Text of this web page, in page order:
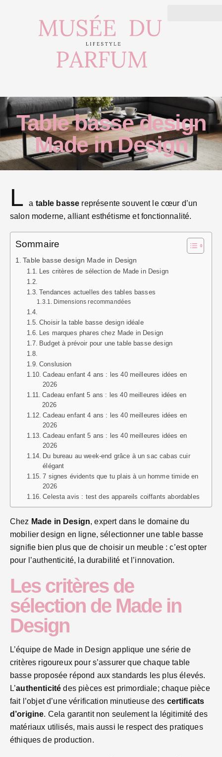
Table basse design
Made in Design
L a table basse représente souvent le cœur d’un
salon moderne, alliant esthétisme et fonctionnalité.
Sommaire
Table basse design Made in Design
Les critères de sélection de Made in Design
Tendances actuelles des tables basses
Dimensions recommandées
Choisir la table basse design idéale
Les marques phares chez Made in Design
Budget à prévoir pour une table basse design
Conslusion
Cadeau enfant 4 ans : les 40 meilleures idées en
2026
Cadeau enfant 5 ans : les 40 meilleures idées en
2026
Cadeau enfant 4 ans : les 40 meilleures idées en
2026
Cadeau enfant 5 ans : les 40 meilleures idées en
2026
Du bureau au week-end grâce à un sac cabas cuir
élégant
7 signes évidents que tu plais à un homme timide en
2026
Celesta avis : test des appareils coiffants abordables
Chez Made in Design, expert dans le domaine du
mobilier design en ligne, sélectionner une table basse
signifie bien plus que de choisir un meuble : c’est opter
pour l’authenticité, la durabilité et l’innovation.
Les critères de
sélection de Made in
Design
L’équipe de Made in Design applique une série de
critères rigoureux pour s’assurer que chaque table
basse proposée répond aux standards les plus élevés.
L’authenticité des pièces est primordiale; chaque pièce
fait l’objet d’une vérification minutieuse des certificats
d’origine. Cela garantit non seulement la légitimité des
matériaux utilisés, mais aussi le respect des pratiques
éthiques de production.